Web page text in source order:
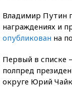
Владимир Путин
награждениях и
опубликован на
Первый в списке
полпред
округе Юрий